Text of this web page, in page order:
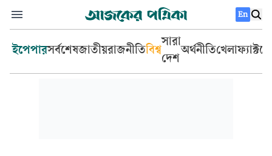
En
ইপেপারসর্বশেষজাতীয়রাজনীতিবিশ্ব
সারা
দেশ
অর্থনীতিখেলা